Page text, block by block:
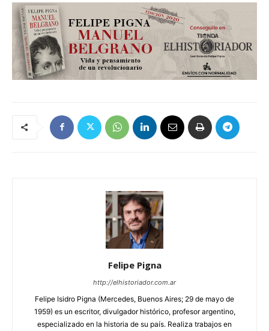
Felipe Pigna
http://elhistoriador.com.ar
Felipe Isidro Pigna (Mercedes, Buenos Aires; 29 de mayo de
1959) es un escritor, divulgador histórico, profesor argentino,
especializado en la historia de su país. Realiza trabajos en